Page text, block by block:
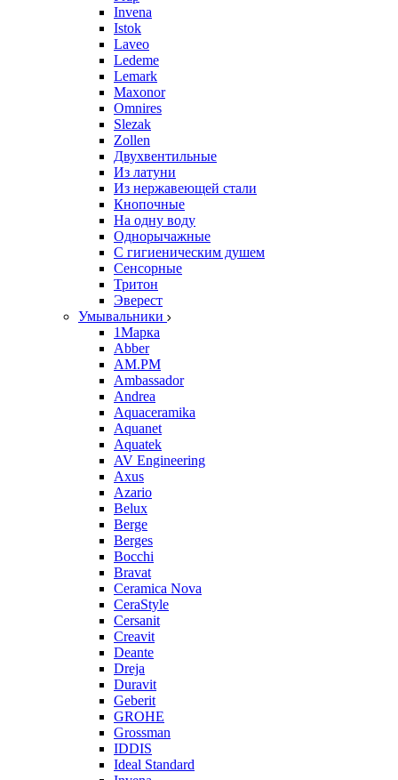
Invena
Istok
Laveo
Ledeme
Lemark
Maxonor
Omnires
Slezak
Zollen
Двухвентильные
Из латуни
Из нержавеющей стали
Кнопочные
На одну воду
Однорычажные
С гигиеническим душем
Сенсорные
Тритон
Эверест
Умывальники
1Марка
Abber
AM.PM
Ambassador
Andrea
Aquaceramika
Aquanet
Aquatek
AV Engineering
Axus
Azario
Belux
Berge
Berges
Bocchi
Bravat
Ceramica Nova
CeraStyle
Cersanit
Creavit
Deante
Dreja
Duravit
Geberit
GROHE
Grossman
IDDIS
Ideal Standard